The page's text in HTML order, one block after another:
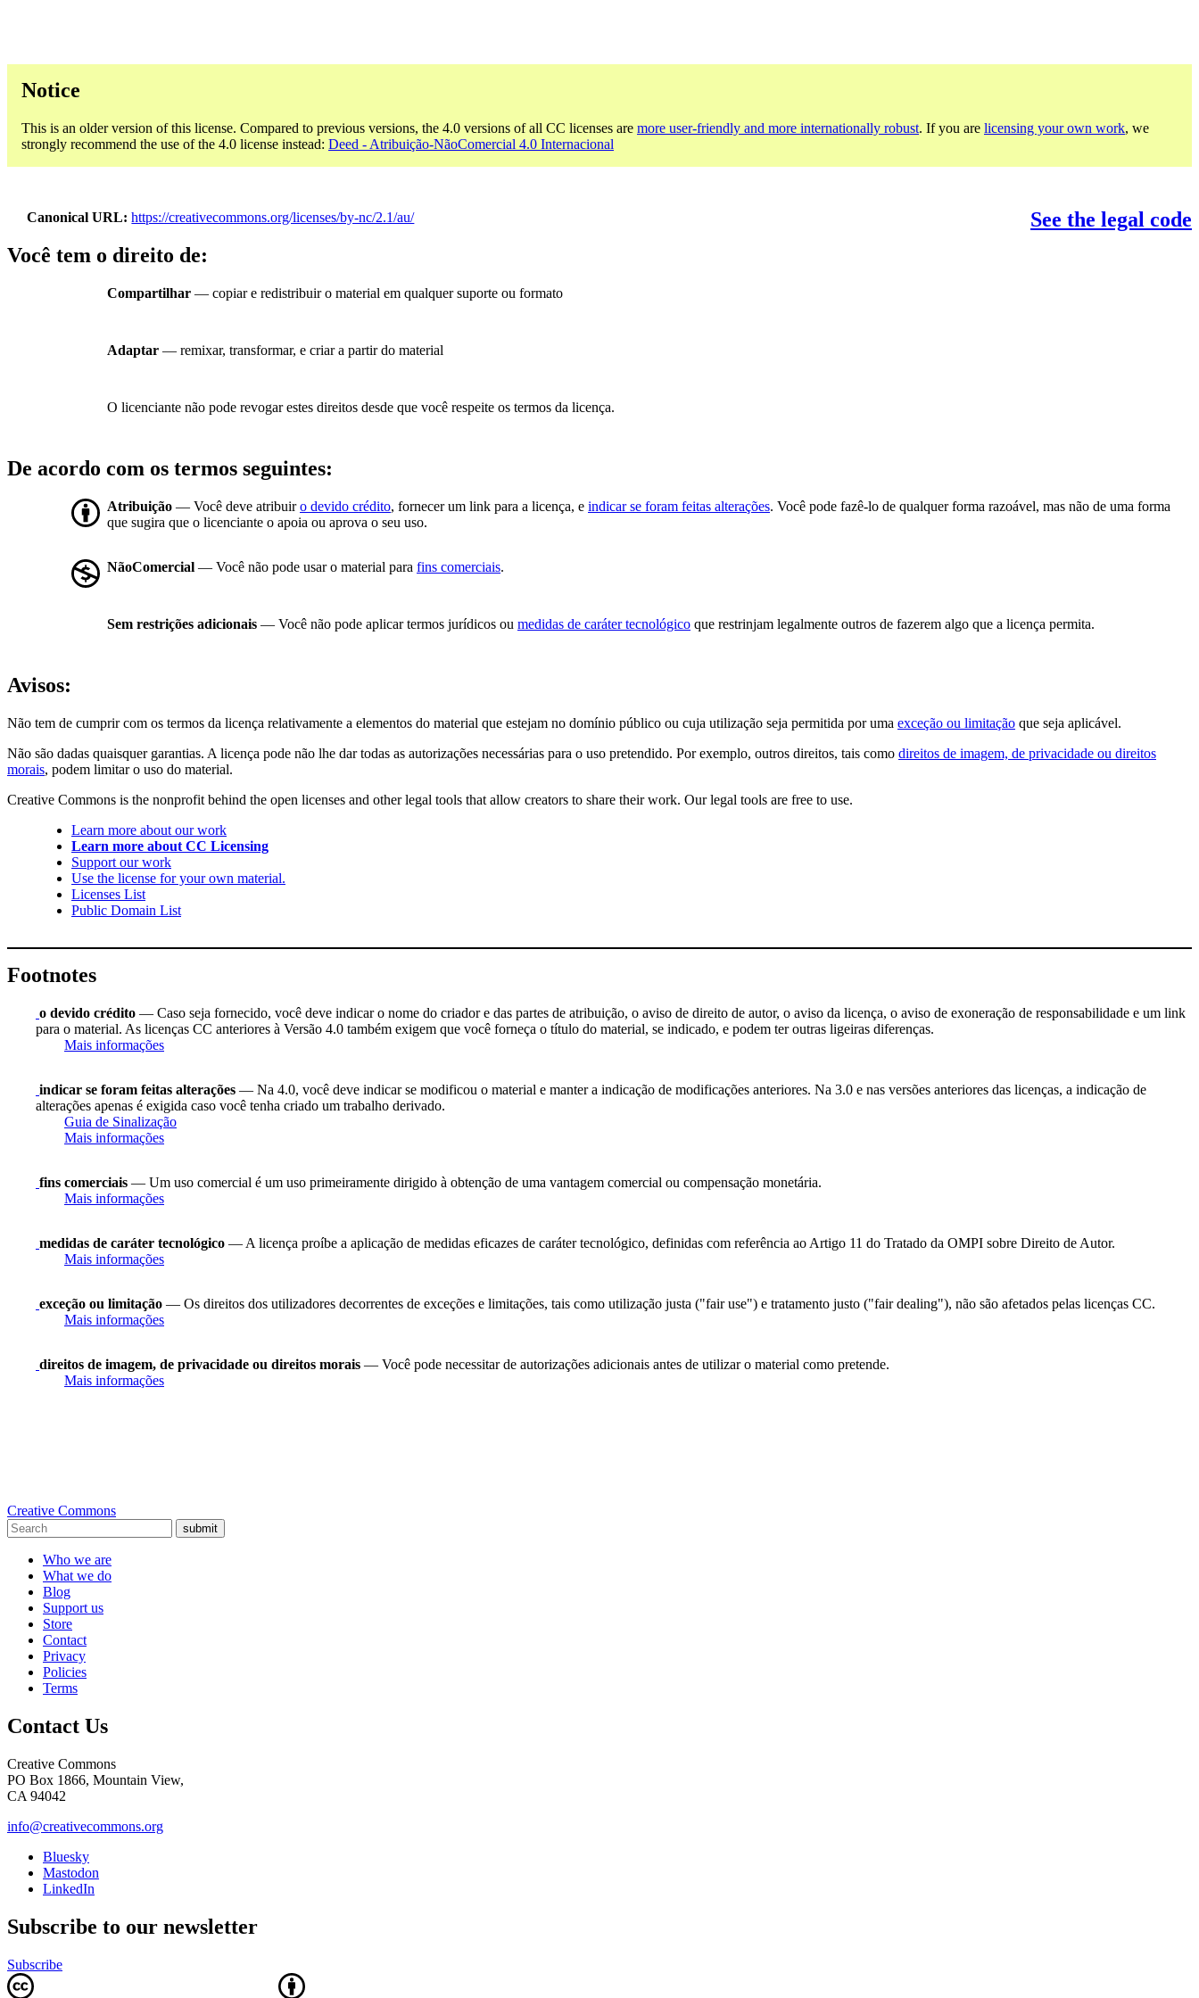
Notice
This is an older version of this license. Compared to previous versions, the 4.0 versions of all CC licenses are more user-friendly and more internationally robust. If you are licensing your own work, we
strongly recommend the use of the 4.0 license instead: Deed - Atribuição-NãoComercial 4.0 Internacional
Canonical URL https://creativecommons.org/licenses/by-nc/2.1/au/
See the legal code
Você tem o direito de:
Compartilhar — copiar e redistribuir o material em qualquer suporte ou formato
Adaptar — remixar, transformar, e criar a partir do material
O licenciante não pode revogar estes direitos desde que você respeite os termos da licença.
De acordo com os termos seguintes:
Atribuição — Você deve atribuiro devido crédito, fornecer um link para a licença, e indicar se foram feitas alterações. Você pode fazê-lo de qualquer forma razoável, mas não de uma forma
que sugira que o licenciante o apoia ou aprova o seu uso.
NãoComercial — Você não pode usar o material para fins comerciais.
Sem restrições adicionais — Você não pode aplicar termos jurídicos ou medidas de caráter tecnológico que restrinjam legalmente outros de fazerem algo que a licença permita.
Avisos:
Não tem de cumprir com os termos da licença relativamente a elementos do material que estejam no domínio público ou cuja utilização seja permitida por uma exceção ou limitação que seja aplicável.
Não são dadas quaisquer garantias. A licença pode não lhe dar todas as autorizações necessárias para o uso pretendido. Por exemplo, outros direitos, tais como direitos de imagem, de privacidade ou direitos
morais, podem limitar o uso do material.
Creative Commons is the nonprofit behind the open licenses and other legal tools that allow creators to share their work. Our legal tools are free to use.
Learn more about our work
Learn more about CC Licensing
Support our work
Use the license for your own material.
Licenses List
Public Domain List
Footnotes
o devido crédito — Caso seja fornecido, você deve indicar o nome do criador e das partes de atribuição, o aviso de direito de autor, o aviso da licença, o aviso de exoneração de responsabilidade e um link
para o material. As licenças CC anteriores à Versão 4.0 também exigem que você forneça o título do material, se indicado, e podem ter outras ligeiras diferenças.
Mais informações
indicar se foram feitas alterações — Na 4.0, você deve indicar se modificou o material e manter a indicação de modificações anteriores. Na 3.0 e nas versões anteriores das licenças, a indicação de
alterações apenas é exigida caso você tenha criado um trabalho derivado.
Guia de Sinalização
Mais informações
fins comerciais — Um uso comercial é um uso primeiramente dirigido à obtenção de uma vantagem comercial ou compensação monetária.
Mais informações
medidas de caráter tecnológico — A licença proíbe a aplicação de medidas eficazes de caráter tecnológico, definidas com referência ao Artigo 11 do Tratado da OMPI sobre Direito de Autor.
Mais informações
exceção ou limitação — Os direitos dos utilizadores decorrentes de exceções e limitações, tais como utilização justa ("fair use") e tratamento justo ("fair dealing"), não são afetados pelas licenças CC.
Mais informações
direitos de imagem, de privacidade ou direitos morais — Você pode necessitar de autorizações adicionais antes de utilizar o material como pretende.
Mais informações
Creative Commons
submit
Who we are
What we do
Blog
Support us
Store
Contact
Privacy
Policies
Terms
Contact Us
Creative Commons
PO Box 1866, Mountain View,
CA 94042
info@creativecommons.org
Bluesky
Mastodon
LinkedIn
Subscribe to our newsletter
Subscribe